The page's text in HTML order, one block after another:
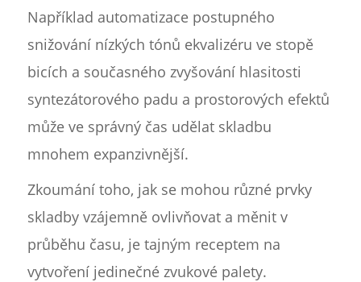
Například automatizace postupného
snižování nízkých tónů ekvalizéru ve stopě
bicích a současného zvyšování hlasitosti
syntezátorového padu a prostorových efektů
může ve správný čas udělat skladbu
mnohem expanzivnější.
Zkoumání toho, jak se mohou různé prvky
skladby vzájemně ovlivňovat a měnit v
průběhu času, je tajným receptem na
vytvoření jedinečné zvukové palety.